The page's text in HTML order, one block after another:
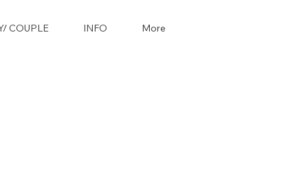
COUPLE INFO More